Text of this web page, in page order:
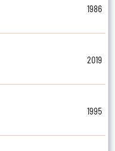
1986
2019
1995